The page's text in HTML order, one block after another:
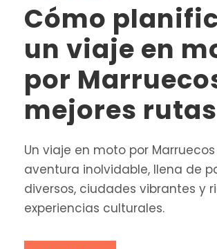
Cómo
un viaje en
por
mejores rutas
Un viaje en moto por
aventura inolvidable, llena de
diversos, ciudades vibrantes y
experiencias culturales.